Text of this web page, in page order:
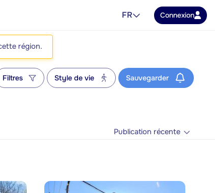
FR Connexion
région.
Filtres Style de vie Sauvegarder
Publication récente